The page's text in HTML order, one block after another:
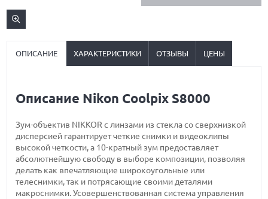
ОПИСАНИЕ ХАРАКТЕРИСТИКИ ОТЗЫВЫ ЦЕНЫ
Описание Nikon Coolpix S8000
Зум-объектив NIKKOR с линзами из стекла со сверхнизкой
дисперсией гарантирует четкие снимки и видеоклипы
высокой четкости, а 10-кратный зум предоставляет
абсолютнейшую свободу в выборе композиции, позволяя
делать как впечатляющие широкоугольные или
телеснимки, так и потрясающие своими деталями
макроснимки. Усовершенствованная система управления